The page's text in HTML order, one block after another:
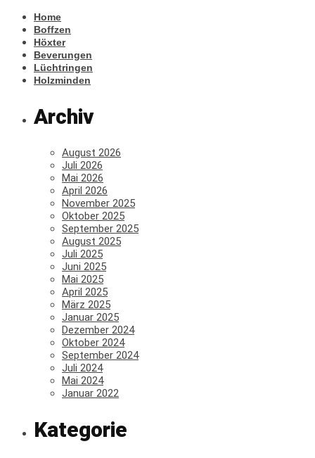
Home
Boffzen
Höxter
Beverungen
Lüchtringen
Holzminden
Archiv
August 2026
Juli 2026
Mai 2026
April 2026
November 2025
Oktober 2025
September 2025
August 2025
Juli 2025
Juni 2025
Mai 2025
April 2025
März 2025
Januar 2025
Dezember 2024
Oktober 2024
September 2024
Juli 2024
Mai 2024
Januar 2022
Kategorie